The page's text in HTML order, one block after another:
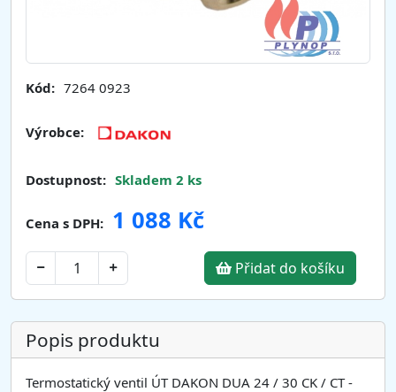
Kód: 7264 0923
Výrobce:
Dostupnost: Skladem 2 ks
Cena s DPH: 1 088 Kč
Přidat do košíku
Popis produktu
Termostatický ventil ÚT DAKON DUA 24 / 30 CK / CT -